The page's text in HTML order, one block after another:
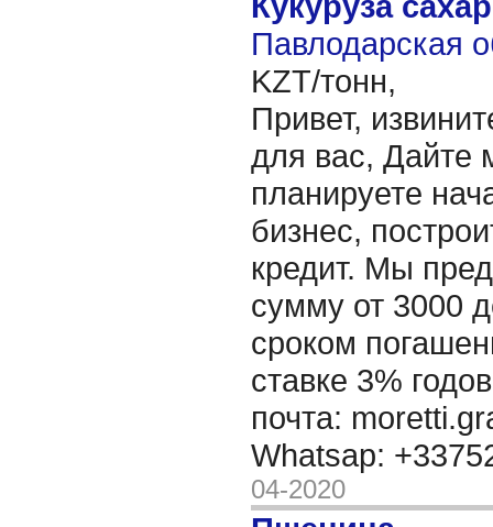
Павлодарская
KZT/тонн,
Привет,
для вас, Дайте
планируете
бизнес,
кредит. Мы
сумму от 3000
сроком
ставке 3%
почта:
Whatsap:
04-2020